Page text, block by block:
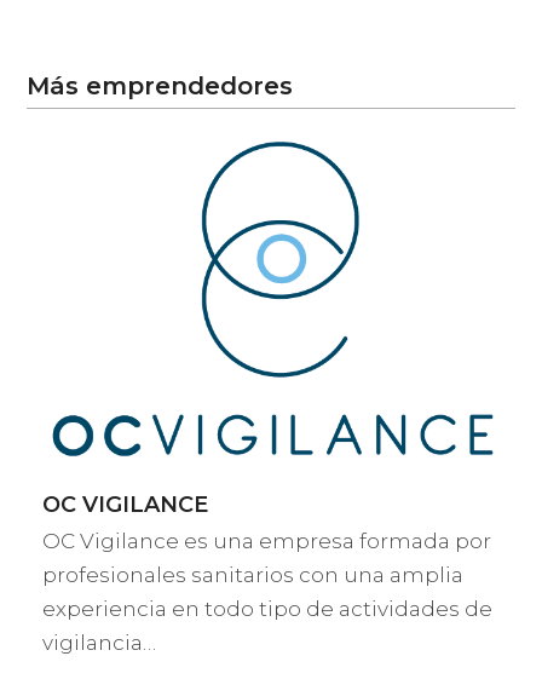
Más emprendedores
OC VIGILANCE
OC Vigilance es una empresa formada por
profesionales sanitarios con una amplia
experiencia en todo tipo de actividades de
vigilancia…